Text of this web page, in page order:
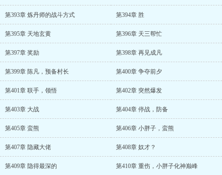
第393章 炼丹师的战斗方式 第394章 胜
第395章 天地玄黄 第396章 天三帮忙
第397章 奖励 第398章 再见成凡
第399章 陈凡，预备村长 第400章 争夺前夕
第401章 联手，领悟 第402章 突然爆发
第403章 大战 第404章 停战，防备
第405章 蛮熊 第406章 小胖子，蛮熊
第407章 隐藏大佬 第408章 奴才？
第409章 隐得最深的 第410章 重伤，小胖子化神巅峰